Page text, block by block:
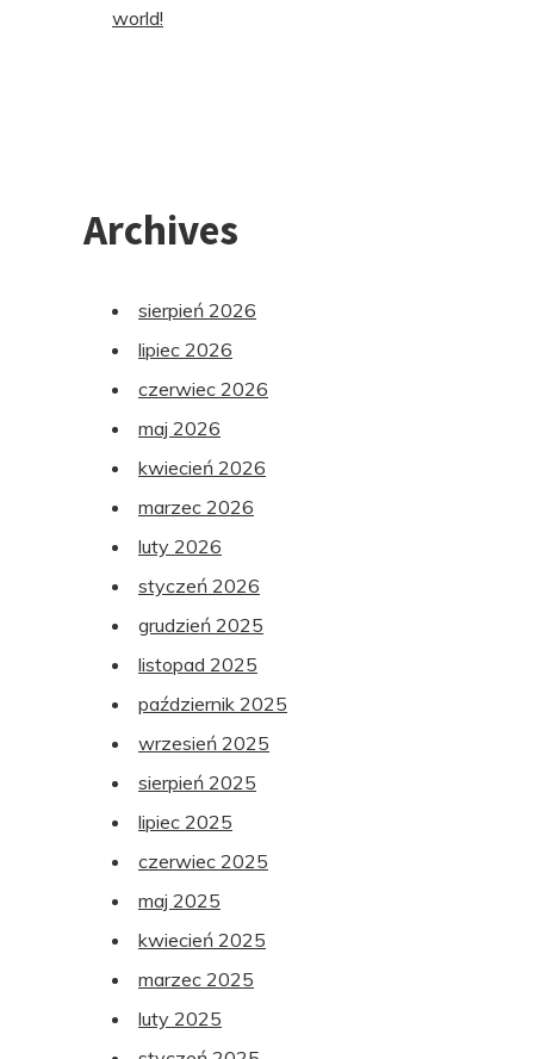
world!
Archives
sierpień 2026
lipiec 2026
czerwiec 2026
maj 2026
kwiecień 2026
marzec 2026
luty 2026
styczeń 2026
grudzień 2025
listopad 2025
październik 2025
wrzesień 2025
sierpień 2025
lipiec 2025
czerwiec 2025
maj 2025
kwiecień 2025
marzec 2025
luty 2025